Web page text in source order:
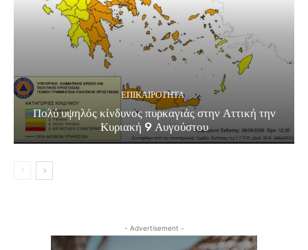
ΕΠΙΚΑΙΡΟΤΗΤΑ
Πολύ υψηλός κίνδυνος πυρκαγιάς στην Αττική την
Κυριακή 9 Αυγούστου
- Advertisement -